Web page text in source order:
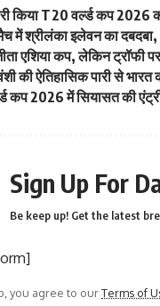
किया T20 वर्ल्ड कप 2026
में श्रीलंका इलेवन का
एशिया कप, लेकिन ट्रॉफी
की ऐतिहासिक पारी से
कप 2026 में सियासत की
Sign Up For
Be keep up! Get the latest
you agree to ourTerms of